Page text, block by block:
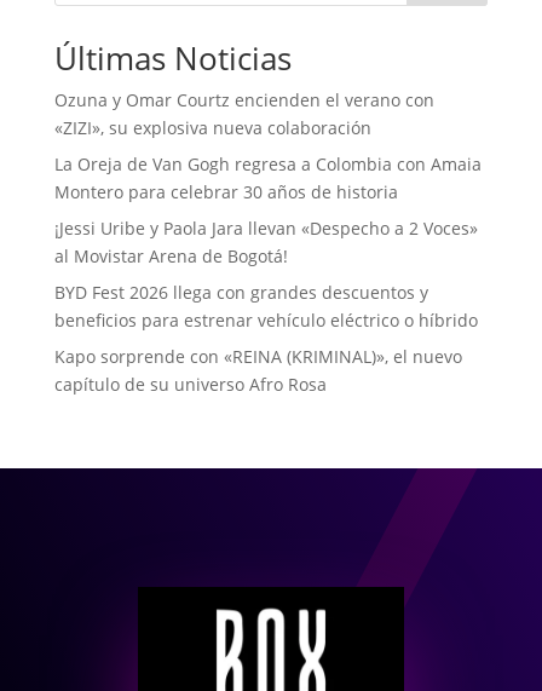
Últimas Noticias
Ozuna y Omar Courtz encienden el verano con
«ZIZI», su explosiva nueva colaboración
La Oreja de Van Gogh regresa a Colombia con Amaia
Montero para celebrar 30 años de historia
¡Jessi Uribe y Paola Jara llevan «Despecho a 2 Voces»
al Movistar Arena de Bogotá!
BYD Fest 2026 llega con grandes descuentos y
beneficios para estrenar vehículo eléctrico o híbrido
Kapo sorprende con «REINA (KRIMINAL)», el nuevo
capítulo de su universo Afro Rosa